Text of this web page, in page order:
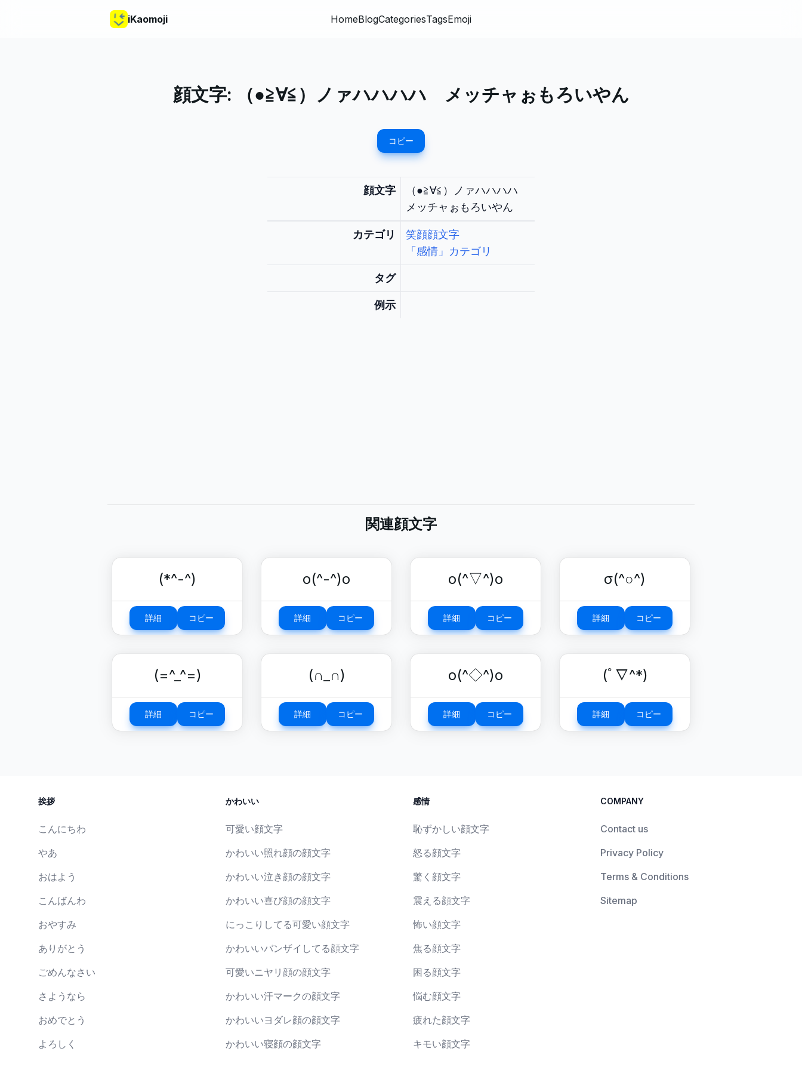
iKaomoji HomeBlogCategoriesTagsEmoji
顔文字: （●≧∀≦）ノァハハハハ メッチャぉもろいやん
コピー
顔文字
（●≧∀≦）ノァハハハハ
メッチャぉもろいやん
カテゴリ
笑顔顔文字
「感情」カテゴリ
タグ
例示
関連顔文字
(*^-^)
詳細 コピー
o(^-^)o
詳細 コピー
o(^▽^)o
詳細 コピー
σ(^○^)
詳細 コピー
(=^_^=)
詳細 コピー
(∩_∩)
詳細 コピー
o(^◇^)o
詳細 コピー
(ﾟ∇^*)
詳細 コピー
挨拶
こんにちわ
やあ
おはよう
こんばんわ
おやすみ
ありがとう
ごめんなさい
さようなら
おめでとう
よろしく
かわいい
可愛い顔文字
かわいい照れ顔の顔文字
かわいい泣き顔の顔文字
かわいい喜び顔の顔文字
にっこりしてる可愛い顔文字
かわいいバンザイしてる顔文字
可愛いニヤリ顔の顔文字
かわいい汗マークの顔文字
かわいいヨダレ顔の顔文字
かわいい寝顔の顔文字
感情
恥ずかしい顔文字
怒る顔文字
驚く顔文字
震える顔文字
怖い顔文字
焦る顔文字
困る顔文字
悩む顔文字
疲れた顔文字
キモい顔文字
COMPANY
Contact us
Privacy Policy
Terms & Conditions
Sitemap